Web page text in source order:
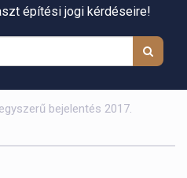
építési jogi kérdéseire!
bejelentés 2017.